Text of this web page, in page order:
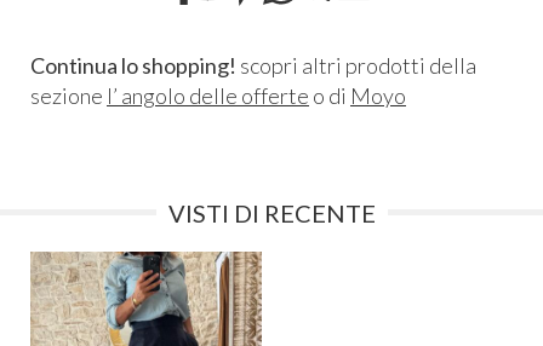
Continua lo shopping! scopri altri prodotti della
sezione l’ angolo delle offerte o di Moyo
VISTI DI RECENTE